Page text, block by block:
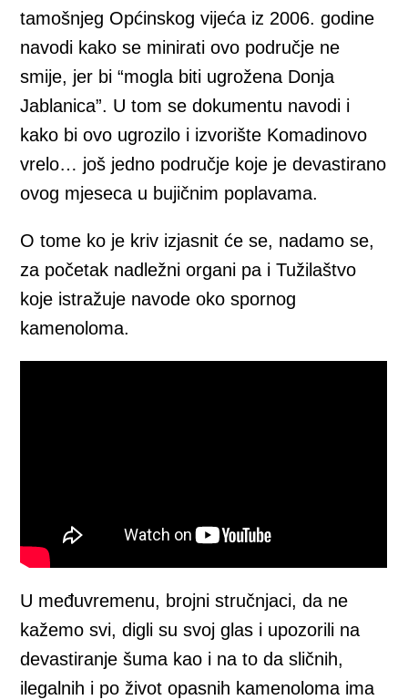
tamošnjeg Općinskog vijeća iz 2006. godine
navodi kako se minirati ovo područje ne
smije, jer bi “mogla biti ugrožena Donja
Jablanica”. U tom se dokumentu navodi i
kako bi ovo ugrozilo i izvorište Komadinovo
vrelo… još jedno područje koje je devastirano
ovog mjeseca u bujičnim poplavama.
O tome ko je kriv izjasnit će se, nadamo se,
za početak nadležni organi pa i Tužilaštvo
koje istražuje navode oko spornog
kamenoloma.
U međuvremenu, brojni stručnjaci, da ne
kažemo svi, digli su svoj glas i upozorili na
devastiranje šuma kao i na to da sličnih,
ilegalnih i po život opasnih kamenoloma ima